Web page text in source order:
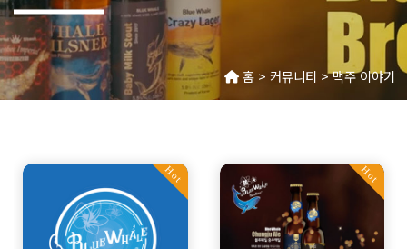
홈 > 커뮤니티 > 맥주 이야기
Hot Hot